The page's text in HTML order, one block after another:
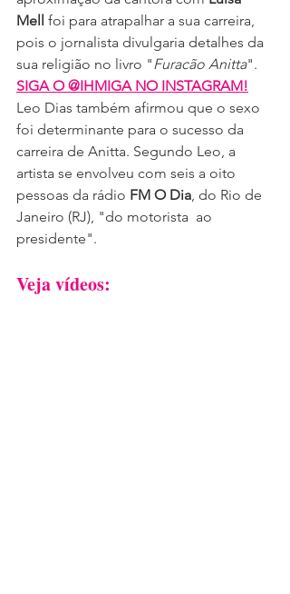
Mell foi para atrapalhar a sua carreira,
pois o jornalista divulgaria detalhes da
sua religião no livro "Furacão Anitta".
SIGA O @IHMIGA NO INSTAGRAM!
Leo Dias também afirmou que o sexo
foi determinante para o sucesso da
carreira de Anitta. Segundo Leo, a
artista se envolveu com seis a oito
pessoas da rádio FM O Dia, do Rio de
Janeiro (RJ), "do motorista  ao
presidente".
Veja vídeos: